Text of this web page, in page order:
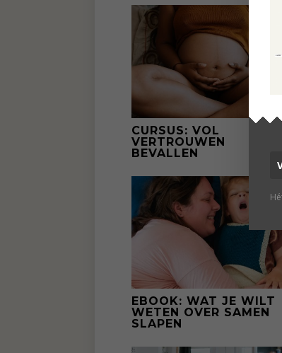
CURSUS: VOL
VERTROUWEN
BEVALLEN
EBOOK: WAT JE WILT
WETEN OVER SAMEN
SLAPEN